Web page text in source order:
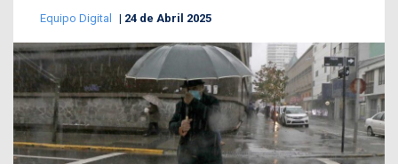
Equipo Digital 24 de Abril 2025